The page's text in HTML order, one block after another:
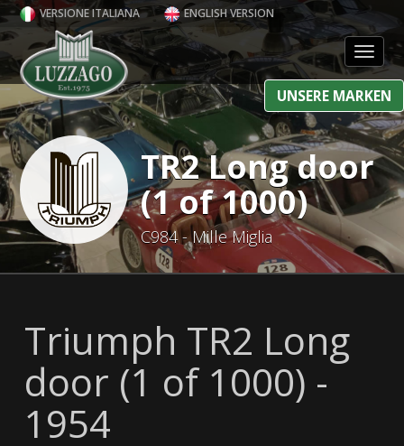
VERSIONE ITALIANA ENGLISH VERSION
UNSERE MARKEN
TR2 Long door
(1 of 1000)
C984 - Mille Miglia
Triumph TR2 Long
door (1 of 1000) -
1954